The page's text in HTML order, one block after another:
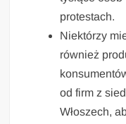
protestach.
Niektórzy
również
od firm z
Włoszech,